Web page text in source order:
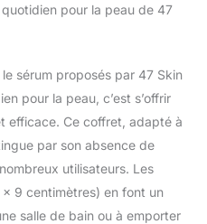
guérit la peau. Sérum
douce, lisse et
Notre sérum
de l'acné,
rides, des lignes du
de l'élasticité, de la
de la texture, de
pour la peau de 47
sérum proposés par 47 Skin
pour la peau, c’est s’offrir
efficace. Ce coffret, adapté à
par son absence de
utilisateurs. Les
9 centimètres) en font un
salle de bain ou à emporter